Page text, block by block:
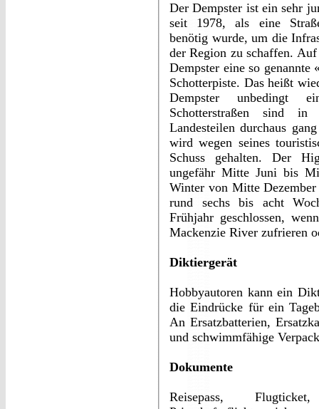
Der Dempster ist ein sehr
seit 1978, als eine
benötig wurde, um die
der Region zu schaffen.
Dempster eine so genannte
Schotterpiste. Das heißt
Dempster unbedingt
Schotterstraßen sind
Landesteilen durchaus
wird wegen seines
Schuss gehalten. Der
ungefähr Mitte Juni bis
Winter von Mitte
rund sechs bis acht
Frühjahr geschlossen,
Mackenzie River zufrieren
Diktiergerät
Hobbyautoren kann ein
die Eindrücke für ein
An Ersatzbatterien,
und schwimmfähige
Dokumente
Reisepass,